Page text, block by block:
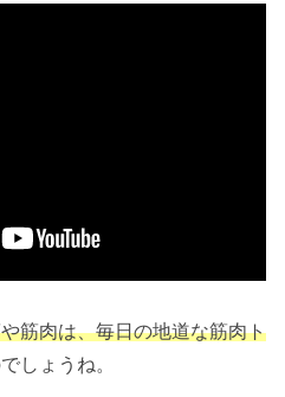
筋肉は、毎日の地道な筋肉ト
しょうね。